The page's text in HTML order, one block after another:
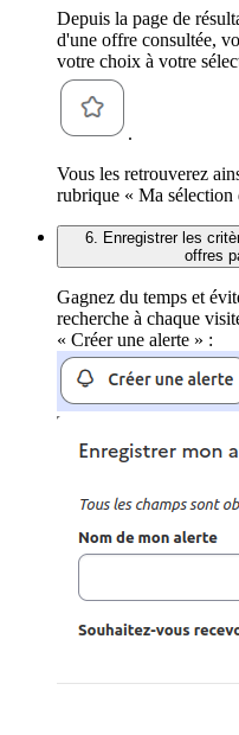
Depuis la page de
d'une offre consultée,
votre choix à votre
.
Vous les retrouverez
rubrique « Ma sélection
6. Enregistrer les
offres
Gagnez du temps et
recherche à chaque
« Créer une alerte » :